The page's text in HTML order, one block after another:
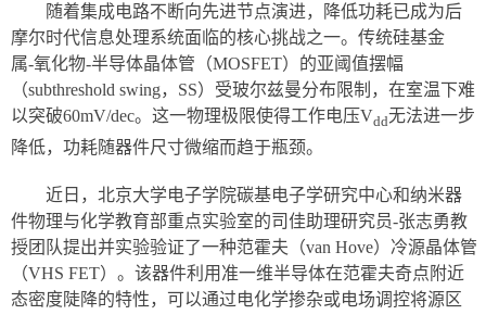
随着集成电路不断向先进节点演进，降低功耗已成为后
摩尔时代信息处理系统面临的核心挑战之一。传统硅基金
属‑氧化物‑半导体晶体管（MOSFET）的亚阈值摆幅
（subthreshold swing，SS）受玻尔兹曼分布限制，在室温下难
以突破60mV/dec。这一物理极限使得工作电压Vdd无法进一步
降低，功耗随器件尺寸微缩而趋于瓶颈。
近日，北京大学电子学院碳基电子学研究中心和纳米器
件物理与化学教育部重点实验室的司佳助理研究员-张志勇教
授团队提出并实验验证了一种范霍夫（van Hove）冷源晶体管
（VHS FET）。该器件利用准一维半导体在范霍夫奇点附近
态密度陡降的特性，可以通过电化学掺杂或电场调控将源区